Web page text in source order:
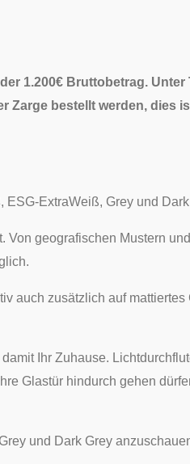
1.200€ Bruttobetrag. Unter
Zarge bestellt werden, dies
ExtraWeiß, Grey und
Von geografischen Mustern
auch zusätzlich auf mattiertes
Ihr Zuhause.
Glastür hindurch gehen
und Dark Grey